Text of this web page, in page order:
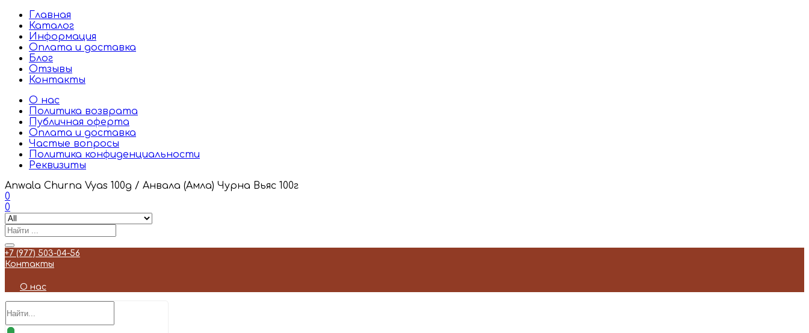
Главная
Каталог
Информация
Оплата и доставка
Блог
Отзывы
Контакты
О нас
Политика возврата
Публичная оферта
Оплата и доставка
Частые вопросы
Политика конфиденциальности
Реквизиты
Anwala Churna Vyas 100g / Анвала (Амла) Чурна Вьяс 100г
0
0
+7 (977) 503-04-56
Контакты
О нас